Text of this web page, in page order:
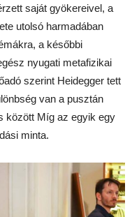
saját gyökereivel, a
utolsó harmadában
a későbbi
nyugati metafizikai
szerint Heidegger tett
van a pusztán
között Míg az egyik egy
minta.